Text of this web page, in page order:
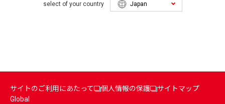
select of your country
サイトのご利用にあたって 個人情報の保護
サイトマップ
Global